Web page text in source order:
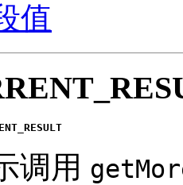
值
调用